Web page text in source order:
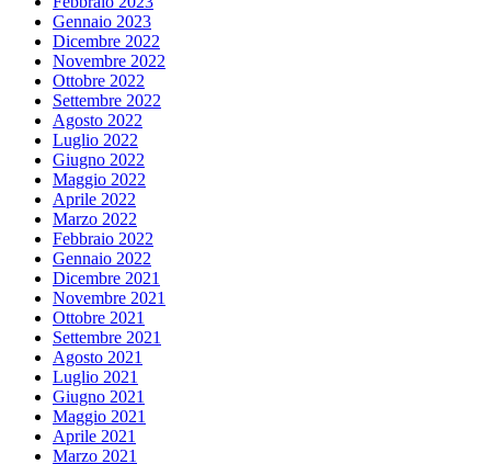
Gennaio 2023
Dicembre 2022
Novembre 2022
Ottobre 2022
Settembre 2022
Agosto 2022
Luglio 2022
Giugno 2022
Maggio 2022
Aprile 2022
Marzo 2022
Febbraio 2022
Gennaio 2022
Dicembre 2021
Novembre 2021
Ottobre 2021
Settembre 2021
Agosto 2021
Luglio 2021
Giugno 2021
Maggio 2021
Aprile 2021
Marzo 2021